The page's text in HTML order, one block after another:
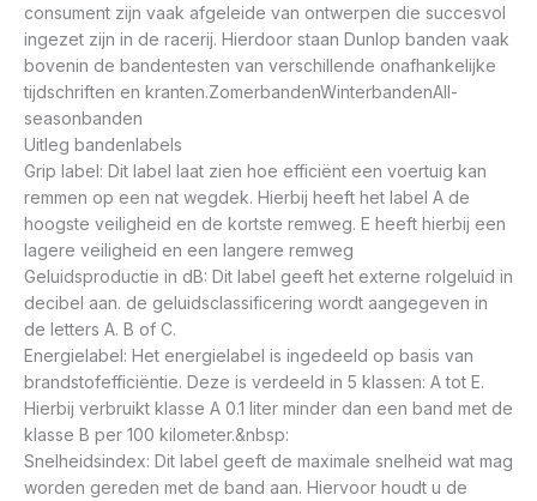
consument zijn vaak afgeleide van ontwerpen die succesvol
ingezet zijn in de racerij. Hierdoor staan Dunlop banden vaak
bovenin de bandentesten van verschillende onafhankelijke
tijdschriften en kranten.ZomerbandenWinterbandenAll-
seasonbanden
Uitleg bandenlabels
Grip label: Dit label laat zien hoe efficiënt een voertuig kan
remmen op een nat wegdek. Hierbij heeft het label A de
hoogste veiligheid en de kortste remweg. E heeft hierbij een
lagere veiligheid en een langere remweg
Geluidsproductie in dB: Dit label geeft het externe rolgeluid in
decibel aan. de geluidsclassificering wordt aangegeven in
de letters A. B of C.
Energielabel: Het energielabel is ingedeeld op basis van
brandstofefficiëntie. Deze is verdeeld in 5 klassen: A tot E.
Hierbij verbruikt klasse A 0.1 liter minder dan een band met de
klasse B per 100 kilometer.&nbsp:
Snelheidsindex: Dit label geeft de maximale snelheid wat mag
worden gereden met de band aan. Hiervoor houdt u de